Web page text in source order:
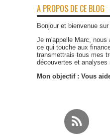
A PROPOS DE CE BLOG
Bonjour et bienvenue
Je m'appelle Marc,
ce qui touche aux
transmettrais tous mes
découvertes et analyses
Mon objectif : Vous